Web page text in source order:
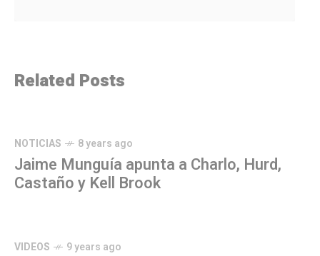
Related Posts
NOTICIAS 8 years ago
Jaime Munguía apunta a Charlo, Hurd,
Castaño y Kell Brook
VIDEOS 9 years ago